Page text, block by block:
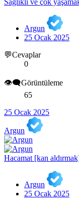
Sağlıklı ve çok
Argun
25 Ocak 2025
💬Cevaplar
0
👁️‍🗨️Görüntüleme
65
25 Ocak 2025
Argun
Hacamat [kan
Argun
25 Ocak 2025